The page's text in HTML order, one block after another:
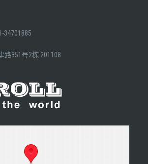
34701885
351号2栋 201108